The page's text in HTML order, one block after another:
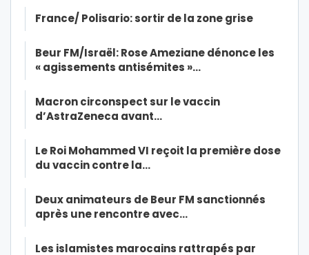
France/ Polisario: sortir de la zone grise
Beur FM/Israël: Rose Ameziane dénonce les
« agissements antisémites »…
Macron circonspect sur le vaccin
d’AstraZeneca avant…
Le Roi Mohammed VI reçoit la première dose
du vaccin contre la…
Deux animateurs de Beur FM sanctionnés
après une rencontre avec…
Les islamistes marocains rattrapés par